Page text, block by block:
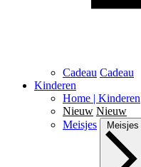
Cadeau Cadeau
Kinderen
Home | Kinderen
Nieuw Nieuw
Meisjes
Meisjes